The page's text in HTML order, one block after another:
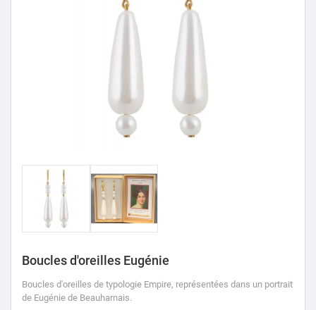
Boucles d'oreilles Eugénie
Boucles d'oreilles de typologie Empire, représentées dans un portrait
de Eugénie de Beauharnais.